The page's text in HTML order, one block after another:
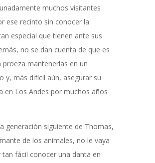
muchos visitantes
ese recinto sin conocer la
especial que tienen ante sus
no se dan cuenta de que es
proeza mantenerlas en un
y, más difícil aún, asegurar su
en Los Andes por muchos años
generación siguiente de Thomas,
de los animales, no le vaya
tan fácil conocer una danta en